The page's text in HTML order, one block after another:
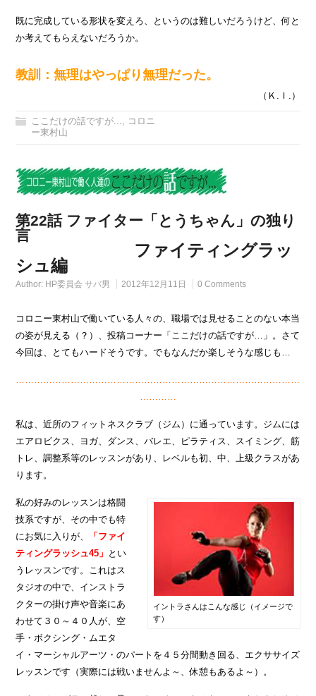
既に完成している形状を変えろ、というのは難しいだろうけど、何と
か考えてもらえないだろうか。
教訓：無理はやっぱり無理だった。
（Ｋ.Ｉ.）
ここだけの話ですが...
コロニ
ー東村山
第22話 ファイター「とうちゃん」の独り
言
ファイティングラッ
シュ編
Author: HP委員会 サバ男 2012年12月11日 0 Comments
コロニー東村山で働いている人々の、職場では見せることのない本当
の姿が見える（？）、投稿コーナー「ここだけの話ですが…」。さて
今回は、とてもハードそうです。でもなんだか楽しそうな感じも…
私は、近所のフィットネスクラブ（ジム）に通っています。ジムには
エアロビクス、ヨガ、ダンス、バレエ、ピラティス、スイミング、筋
トレ、調整系等のレッスンがあり、レベルも初、中、上級クラスがあ
ります。
イントラさんはこんな感じ（イメージで
す）
私の好みのレッスンは格闘
技系ですが、その中でも特
にお気に入りが、
「ファイ
ティングラッシュ45」 とい
うレッスンです。これはス
タジオの中で、インストラ
クターの掛け声や音楽にあ
わせて３０～４０人が、空
手・ボクシング・ムエタ
イ・マーシャルアーツ・のパートを４５分間動き回る、エクササイズ
レッスンです（実際には戦いませんよ～、休憩もあるよ～）。